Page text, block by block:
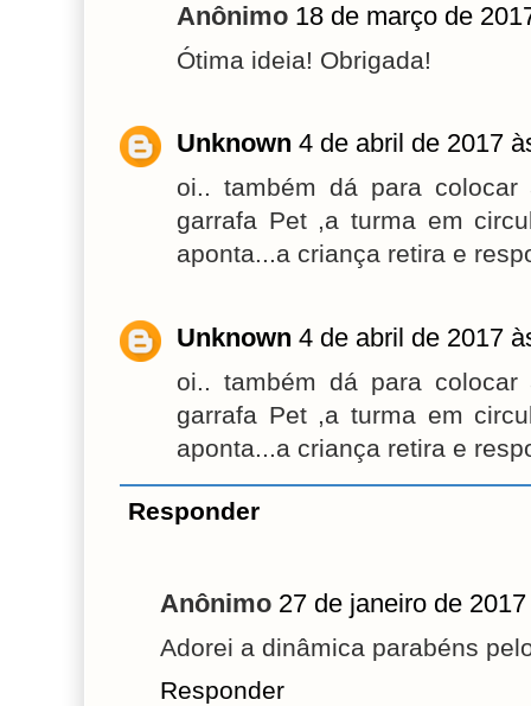
Anônimo 18 de março de
Ótima ideia! Obrigada!
Unknown 4 de abril de 2017
oi.. também dá para
garrafa Pet ,a turma em
aponta...a criança retira e
Unknown 4 de abril de 2017
oi.. também dá para
garrafa Pet ,a turma em
aponta...a criança retira e
Responder
Anônimo 27 de janeiro de
Adorei a dinâmica parabéns
Responder